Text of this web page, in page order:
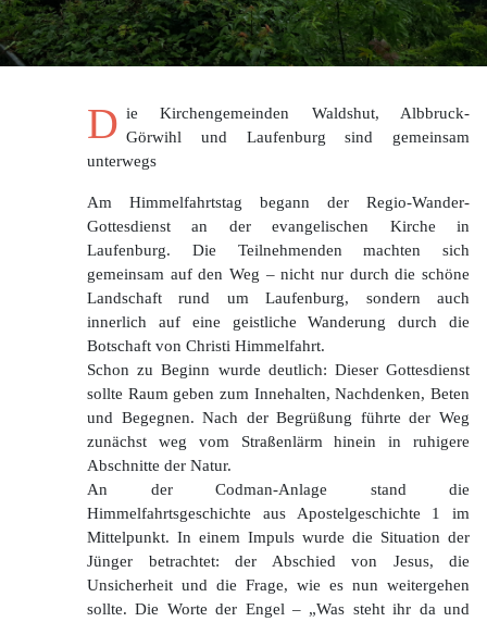
D ie Kirchengemeinden Waldshut, Albbruck-
Görwihl und Laufenburg sind gemeinsam
unterwegs
Am Himmelfahrtstag begann der Regio-Wander-
Gottesdienst an der evangelischen Kirche in
Laufenburg. Die Teilnehmenden machten sich
gemeinsam auf den Weg – nicht nur durch die schöne
Landschaft rund um Laufenburg, sondern auch
innerlich auf eine geistliche Wanderung durch die
Botschaft von Christi Himmelfahrt.
Schon zu Beginn wurde deutlich: Dieser Gottesdienst
sollte Raum geben zum Innehalten, Nachdenken, Beten
und Begegnen. Nach der Begrüßung führte der Weg
zunächst weg vom Straßenlärm hinein in ruhigere
Abschnitte der Natur.
An der Codman-Anlage stand die
Himmelfahrtsgeschichte aus Apostelgeschichte 1 im
Mittelpunkt. In einem Impuls wurde die Situation der
Jünger betrachtet: der Abschied von Jesus, die
Unsicherheit und die Frage, wie es nun weitergehen
sollte. Die Worte der Engel – „Was steht ihr da und